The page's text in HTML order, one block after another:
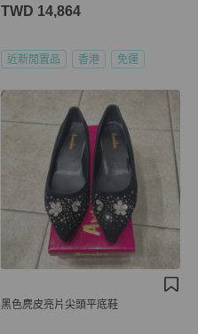
TWD 14,864
近新閒置品 香港 免運
黑色麂皮亮片尖頭平底鞋